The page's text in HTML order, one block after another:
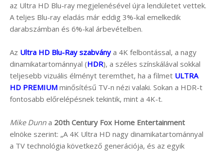
az Ultra HD Blu-ray megjelenésével újra lendületet vettek.
A teljes Blu-ray eladás már eddig 3%-kal emelkedik
darabszámban és 6%-kal árbevételben.
Az Ultra HD Blu-Ray szabványa 4K felbontással, a nagy
dinamikatartománnyal (HDR), a széles színskálával sokkal
teljesebb vizuális élményt teremthet, ha a filmet ULTRA
HD PREMIUM minősítésű TV-n nézi valaki. Sokan a HDR-t
fontosabb előrelépésnek tekintik, mint a 4K-t.
Mike Dunna 20th Century Fox Home Entertainment
elnöke szerint: „A 4K Ultra HD nagy dinamikatartománnyal
a TV technológia következő generációja, és az egyik